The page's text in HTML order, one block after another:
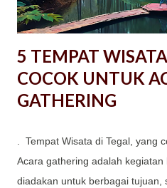
5 TEMPAT
COCOK UNTUK
GATHERING
. Tempat Wisata di Tegal, yang
Acara gathering adalah
diadakan untuk berbagai tujuan,